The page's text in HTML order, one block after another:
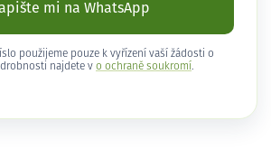
mi na WhatsApp
použijeme pouze k vyřízení vaší žádosti o
najdete v o ochraně soukromí .